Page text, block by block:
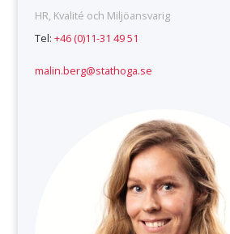
HR, Kvalité och Miljöansvarig
Tel: +46 (0)11-31 49 51
malin.berg@stathoga.se